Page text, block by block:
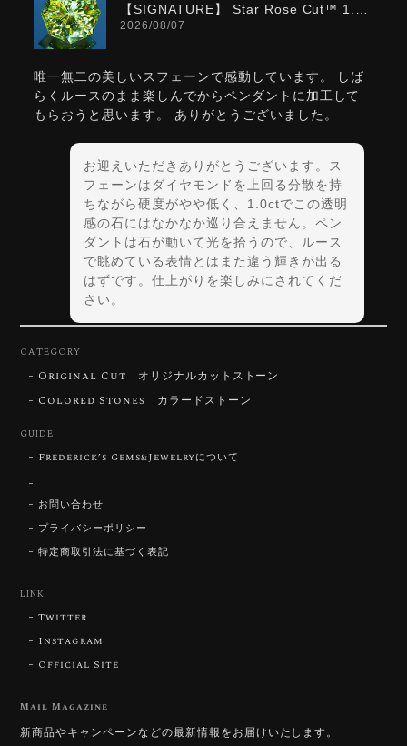
2026/08/07
唯一無二の美しいスフェーンで感動しています。 しば
らくルースのまま楽しんでからペンダントに加工して
もらおうと思います。 ありがとうございました。
お迎えいただきありがとうございます。ス
フェーンはダイヤモンドを上回る分散を持
ちながら硬度がやや低く、1.0ctでこの透明
感の石にはなかなか巡り合えません。ペン
ダントは石が動いて光を拾うので、ルース
で眺めている表情とはまた違う輝きが出る
はずです。仕上がりを楽しみにされてくだ
さい。
2026/07/30
CATEGORY
Original Cut オリジナルカットストーン
Colored Stones カラードストーン
GUIDE
Frederick’s Gems&Jewelryについて
お問い合わせ
プライバシーポリシー
特定商取引法に基づく表記
LINK
Twitter
Instagram
Official Site
Mail Magazine
新商品やキャンペーンなどの最新情報をお届けいたします。